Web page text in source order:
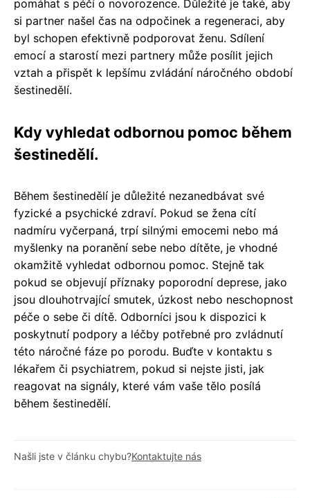
pomáhat s péčí o novorozence. Důležité je také, aby
si partner našel čas na odpočinek a regeneraci, aby
byl schopen efektivně podporovat ženu. Sdílení
emocí a starostí mezi partnery může posílit jejich
vztah a přispět k lepšímu zvládání náročného období
šestinedělí.
Kdy vyhledat odbornou pomoc během
šestinedělí.
Během šestinedělí je důležité nezanedbávat své
fyzické a psychické zdraví. Pokud se žena cítí
nadmíru vyčerpaná, trpí silnými emocemi nebo má
myšlenky na poranění sebe nebo dítěte, je vhodné
okamžitě vyhledat odbornou pomoc. Stejně tak
pokud se objevují příznaky poporodní deprese, jako
jsou dlouhotrvající smutek, úzkost nebo neschopnost
péče o sebe či dítě. Odborníci jsou k dispozici k
poskytnutí podpory a léčby potřebné pro zvládnutí
této náročné fáze po porodu. Buďte v kontaktu s
lékařem či psychiatrem, pokud si nejste jisti, jak
reagovat na signály, které vám vaše tělo posílá
během šestinedělí.
Našli jste v článku chybu?Kontaktujte nás